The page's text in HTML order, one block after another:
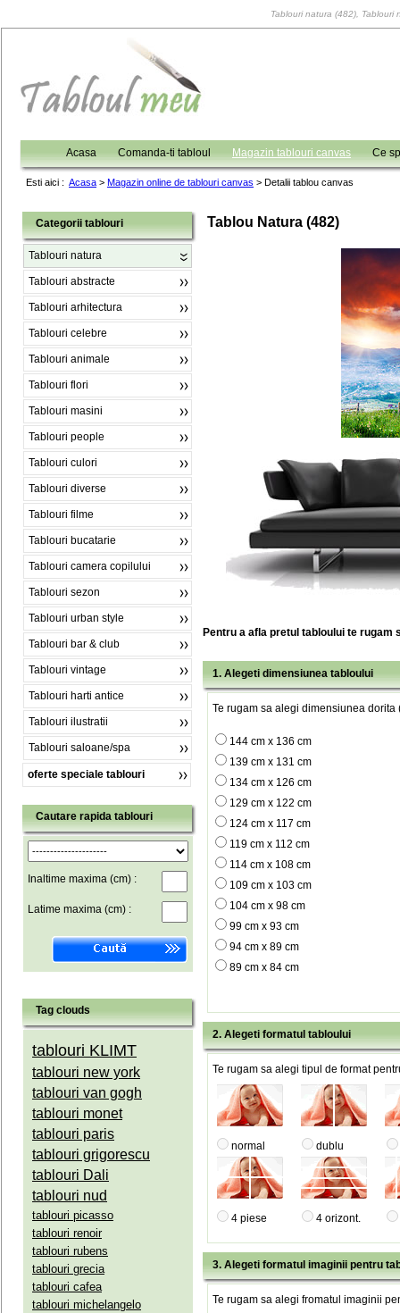
Tablouri natura (482),
Acasa Comanda-ti tabloul Magazin tablouri canvas Ce
Esti aici : Acasa > Magazin online de tablouri canvas > Detalii tablou canvas
Categorii tablouri
Tablouri natura
Tablouri abstracte
Tablouri arhitectura
Tablouri celebre
Tablouri animale
Tablouri flori
Tablouri masini
Tablouri people
Tablouri culori
Tablouri diverse
Tablouri filme
Tablouri bucatarie
Tablouri camera copilului
Tablouri sezon
Tablouri urban style
Tablouri bar & club
Tablouri vintage
Tablouri harti antice
Tablouri ilustratii
Tablouri saloane/spa
oferte speciale tablouri
Cautare rapida tablouri
Inaltime maxima (cm) :
Latime maxima (cm) :
Tag clouds
tablouri KLIMT
tablouri new york
tablouri van gogh
tablouri monet
tablouri paris
tablouri grigorescu
tablouri Dali
tablouri nud
tablouri picasso
tablouri renoir
tablouri rubens
tablouri grecia
tablouri cafea
tablouri michelangelo
Tablou Natura (482)
Pentru a afla pretul tabloului te rugam
1. Alegeti dimensiunea tabloului
Te rugam sa alegi dimensiunea dorita
144 cm x 136 cm
139 cm x 131 cm
134 cm x 126 cm
129 cm x 122 cm
124 cm x 117 cm
119 cm x 112 cm
114 cm x 108 cm
109 cm x 103 cm
104 cm x 98 cm
99 cm x 93 cm
94 cm x 89 cm
89 cm x 84 cm
2. Alegeti formatul tabloului
Te rugam sa alegi tipul de format
normal dublu
4 piese 4 orizont.
3. Alegeti formatul imaginii pentru
Te rugam sa alegi fromatul imaginii